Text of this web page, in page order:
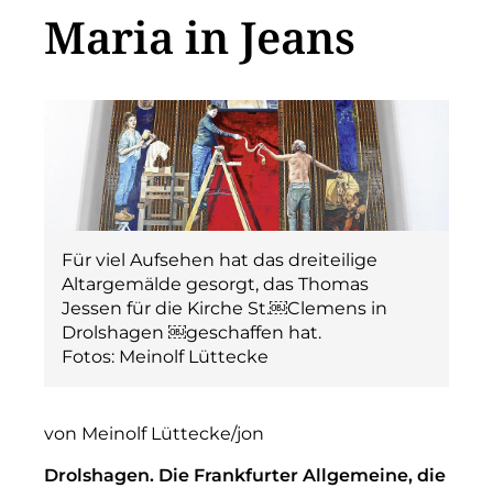
Maria in Jeans
Für viel Aufsehen hat das dreiteilige
Altargemälde gesorgt, das Thomas
Jessen für die Kirche St.￼Clemens in
Drolshagen ￼geschaffen hat.
Fotos: Meinolf Lüttecke
von Meinolf Lüttecke/jon
Drolshagen. Die Frankfurter Allgemeine, die